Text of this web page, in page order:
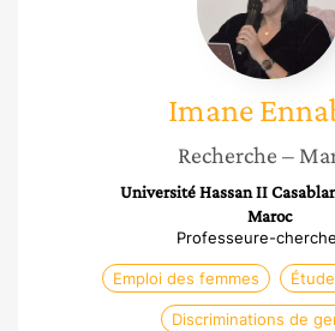
Imane
Recherche –
Université Hassan II
Maroc
Professeure-
Emploi des femmes
Discriminations de